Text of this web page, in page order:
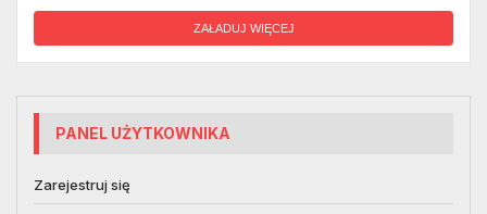
ZAŁADUJ WIĘCEJ
PANEL UŻYTKOWNIKA
Zarejestruj się